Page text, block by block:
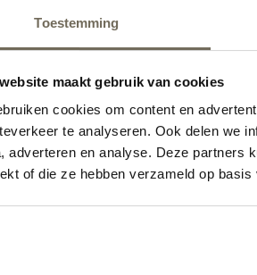
Toestemming
maakt gebruik van cookies
cookies om content en
te analyseren. Ook delen we
adverteren en analyse. Deze partners
of die ze hebben verzameld op
Leolux Mayon 2-